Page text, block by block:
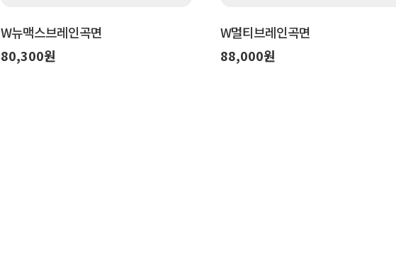
W뉴맥스브레인곡면
80,300원
W멀티브레인곡면
88,000원